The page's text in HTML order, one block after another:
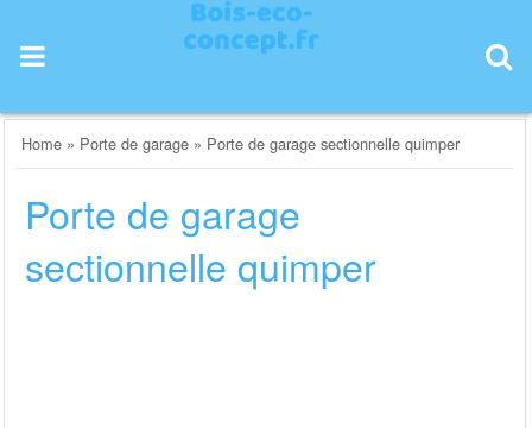
content
Home » Porte de garage » Porte de garage sectionnelle quimper
Porte de garage
sectionnelle quimper